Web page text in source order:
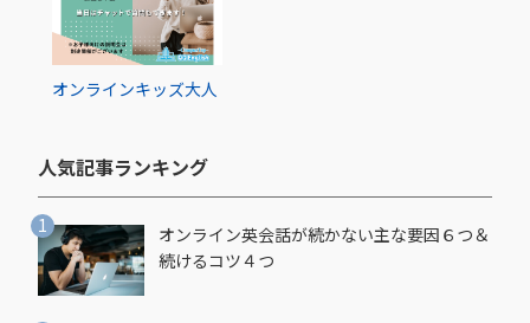
オンラインキッズ大人
人気記事ランキング​
オンライン英会話が続かない主な要因６つ＆
続けるコツ４つ